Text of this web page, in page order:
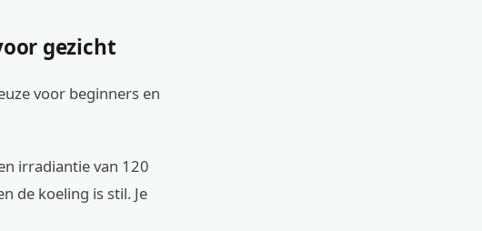
gezicht
voor beginners en
irradiantie van 120
de koeling is stil. Je